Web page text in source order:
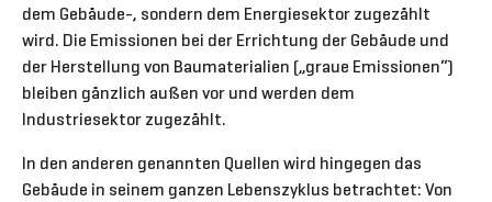
dem Gebäude-, sondern dem Energiesektor zugezählt
wird. Die Emissionen bei der Errichtung der Gebäude und
der Herstellung von Baumaterialien („graue Emissionen“)
bleiben gänzlich außen vor und werden dem
Industriesektor zugezählt.
In den anderen genannten Quellen wird hingegen das
Gebäude in seinem ganzen Lebenszyklus betrachtet: Von